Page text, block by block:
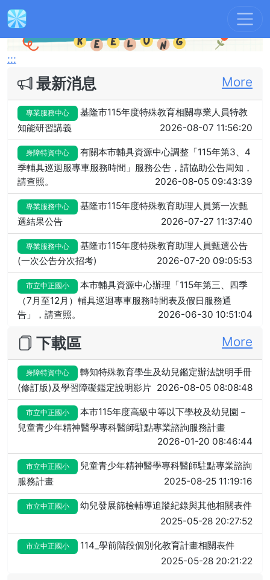
:::
More
最新消息
專業服務中心
基隆市115年度特殊教育相關專業人員特教
知能研習講義
2026-08-07 11:56:20
身障特資中心
有關本市輔具資源中心調整「115年第3、4
季輔具巡迴服專車服務時間」服務公告，請協助公告周知，
請查照。
2026-08-05 09:43:39
專業服務中心
基隆市115年度特殊教育助理人員第一次甄
選結果公告
2026-07-27 11:37:40
專業服務中心
基隆市115年度特殊教育助理人員甄選公告
(一次公告分次招考)
2026-07-20 09:05:53
市立中正國小
本市輔具資源中心辦理「115年第三、四季
（7月至12月）輔具巡迴專車服務時間表及假日服務通
告」，請查照。
2026-06-30 10:51:04
More
下載區
身障特資中心
轉知特殊教育學生及幼兒鑑定辦法說明手冊
(修訂版)及學習障礙鑑定說明影片 2026-08-05 08:08:48
市立中正國小
本市115年度高級中等以下學校及幼兒園－
兒童青少年精神醫學專科醫師駐點專業諮詢服務計畫
2026-01-20 08:46:44
市立中正國小
兒童青少年精神醫學專科醫師駐點專業諮詢
服務計畫
2025-08-25 11:19:16
市立中正國小
幼兒發展篩檢輔導追蹤紀錄與其他相關表件
2025-05-28 20:27:52
市立中正國小
114_學前階段個別化教育計畫相關表件
2025-05-28 20:21:22